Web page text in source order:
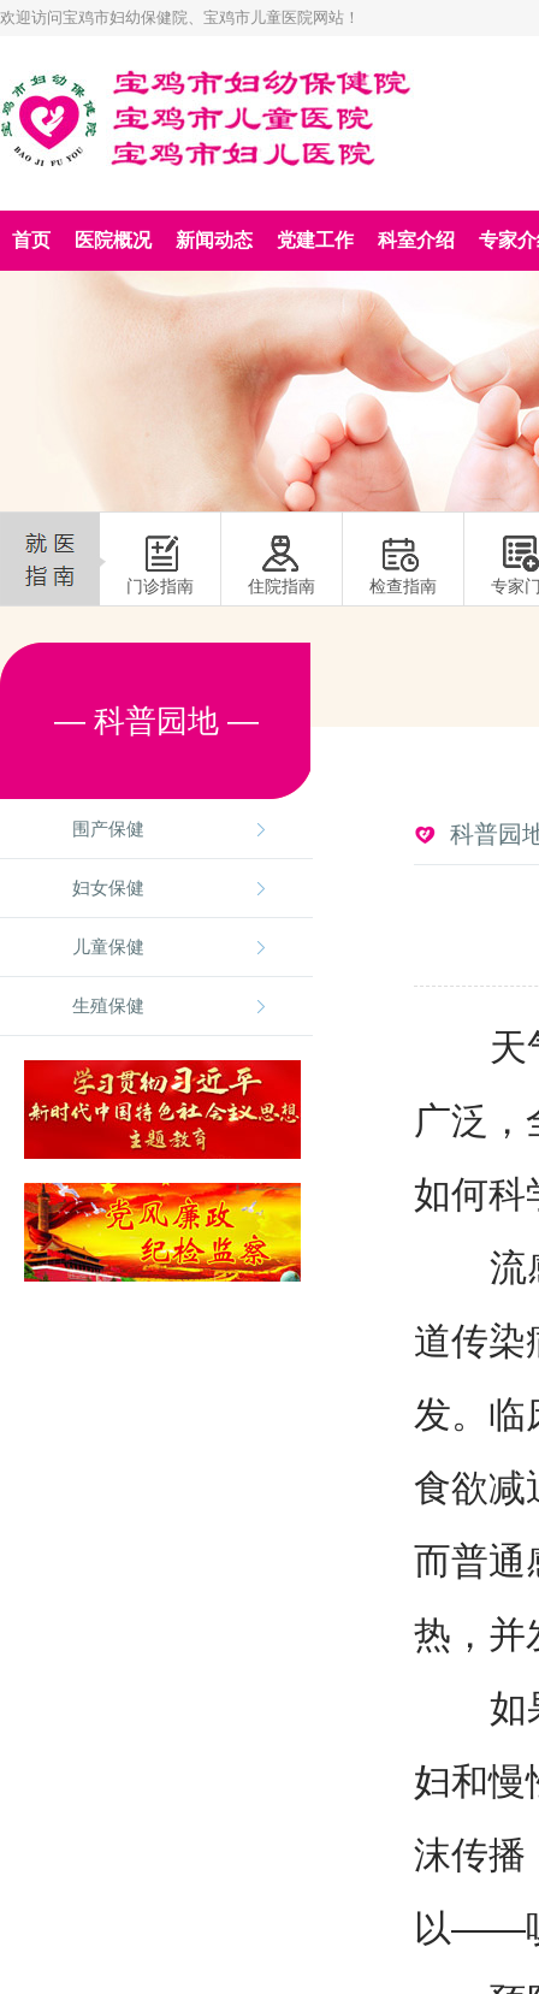
欢迎访问宝鸡市妇幼保健院、宝鸡市儿童医院网站！
首页 医院概况 新闻动态 党建工作 科室介绍 专家
门诊指南 住院指南 检查指南 专家
— 科普园地 —
围产保健
妇女保健
儿童保健
生殖保健
科普园
天气
广泛
如何科
流感
道传染
发。临
食欲减
而普通
热，并
如果
妇和慢
沫传播
以——